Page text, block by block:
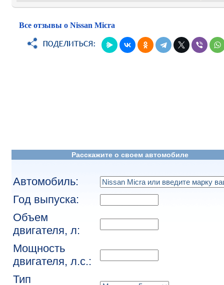
Все отзывы о Nissan Micra
Расскажите о своем автомобиле
Автомобиль:
Год выпуска:
Объем
двигателя, л:
Мощность
двигателя, л.с.:
Тип